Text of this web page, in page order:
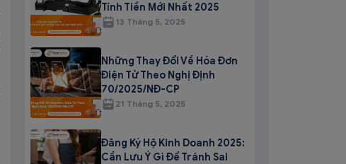
Tính Tiền Mới Nhất 2025
13 Tháng 5, 2025
Những Thay Đổi Về Hóa Đơn
Điện Tử Theo Nghị Định
70/2025/NĐ-CP
21 Tháng 5, 2025
Đăng Ký Hộ Kinh Doanh 2025:
Cần Lưu Ý Gì Để Tránh Sai